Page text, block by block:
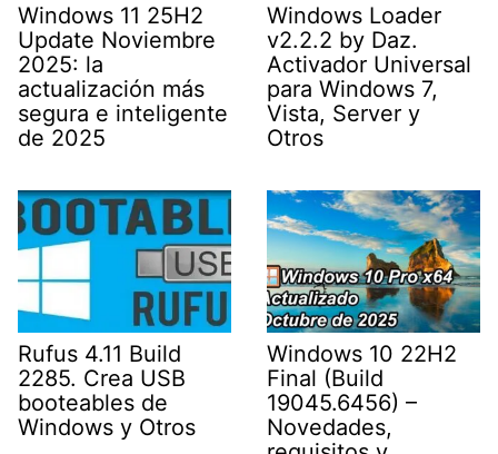
Windows 11 25H2
Update Noviembre
2025: la
actualización más
segura e inteligente
de 2025
Windows Loader
v2.2.2 by Daz.
Activador Universal
para Windows 7,
Vista, Server y
Otros
Rufus 4.11 Build
2285. Crea USB
booteables de
Windows y Otros
Windows 10 22H2
Final (Build
19045.6456) –
Novedades,